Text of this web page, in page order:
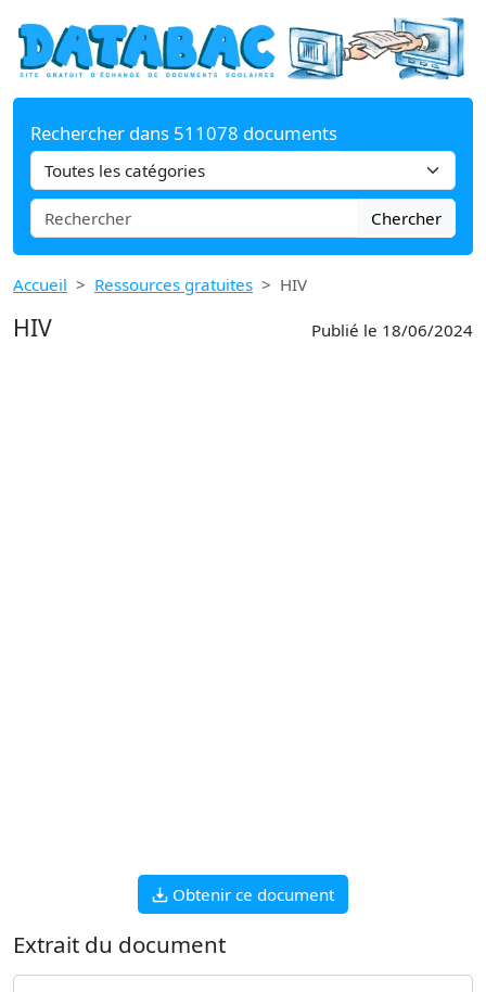
Rechercher dans 511078 documents
Chercher
Accueil Ressources gratuites HIV
HIV Publié le 18/06/2024
Obtenir ce document
Extrait du document